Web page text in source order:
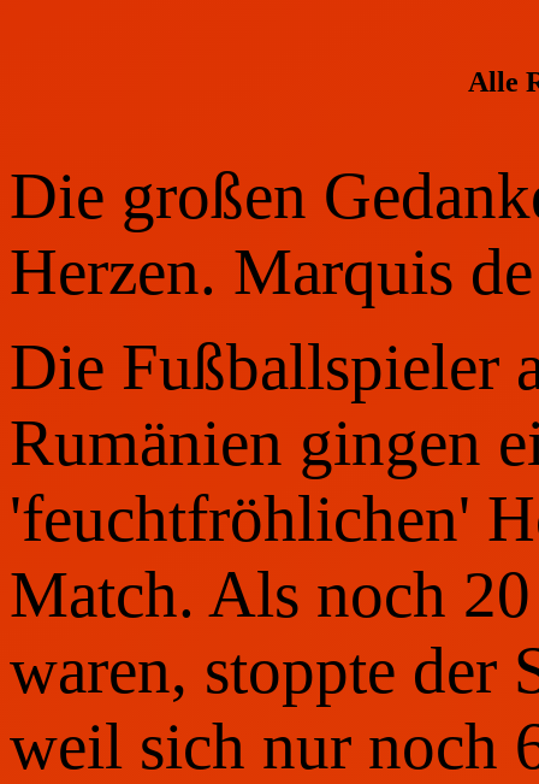
Alle
Die großen
Herzen. Marquis
Die Fußballspieler
Rumänien gingen
'feuchtfröhlichen'
Match. Als noch
waren, stoppte der
weil sich nur noch